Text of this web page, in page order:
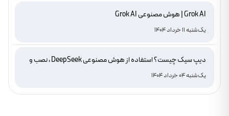
Grok AI | هوش مصنوعی Grok AI
یک‌شنبه 11 خرداد 1404
دیپ سیک چیست؟ استفاده از هوش مصنوعی DeepSeek ، نصب و
دانلود
یک‌شنبه 04 خرداد 1404